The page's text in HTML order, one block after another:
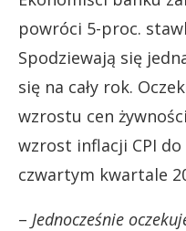
powróci 5-proc.
Spodziewają się
się na cały rok.
wzrostu cen
wzrost inflacji CPI
czwartym kwartale
– Jednocześnie